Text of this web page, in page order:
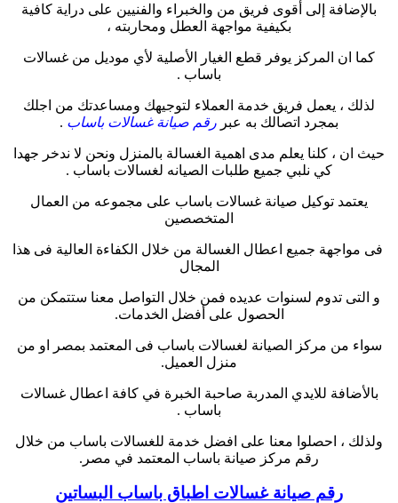
بالإضافة إلى أقوى فريق من والخبراء والفنيين على دراية كافية
بكيفية مواجهة العطل ومحاربته ،
كما ان المركز يوفر قطع الغيار الأصلية لأي موديل من غسالات
باساب .
لذلك ، يعمل فريق خدمة العملاء لتوجيهك ومساعدتك من اجلك
بمجرد اتصالك به عبر رقم صيانة غسالات باساب .
حيث ان ، كلنا يعلم مدى اهمية الغسالة بالمنزل ونحن لا ندخر جهدا
كي نلبي جميع طلبات الصيانه لغسالات باساب .
يعتمد توكيل صيانة غسالات باساب على مجموعه من العمال
المتخصصين
فى مواجهة جميع اعطال الغسالة من خلال الكفاءة العالية فى هذا
المجال
و التى تدوم لسنوات عديده فمن خلال التواصل معنا ستتمكن من
الحصول على أفضل الخدمات.
سواء من مركز الصيانة لغسالات باساب فى المعتمد بمصر او من
منزل العميل.
بالأضافة للايدي المدربة صاحبة الخبرة في كافة اعطال غسالات
باساب .
ولذلك ، احصلوا معنا على افضل خدمة للغسالات باساب من خلال
رقم مركز صيانة باساب المعتمد في مصر.
رقم صيانة غسالات اطباق باساب البساتين